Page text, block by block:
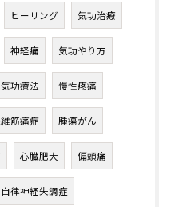
ヒーリング 気功治療
神経痛 気功やり方
気功療法 慢性疼痛
筋痛症 腫瘍がん
心臓肥大 偏頭痛
自律神経失調症